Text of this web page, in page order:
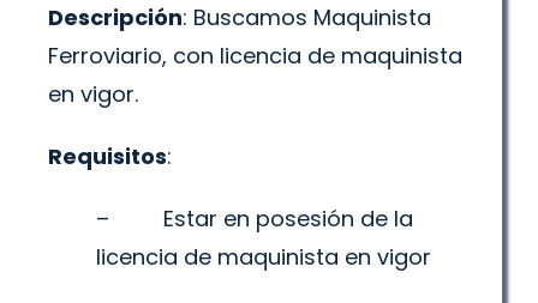
Descripción: Buscamos Maquinista
Ferroviario, con licencia de maquinista
en vigor.
Requisitos:
– Estar en posesión de la
licencia de maquinista en vigor